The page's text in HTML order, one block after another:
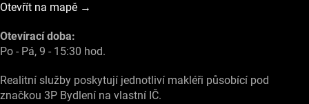
Otevřít na mapě →
Otevírací doba:
Po - Pá, 9 - 15:30 hod.
Realitní služby poskytují jednotliví makléři působící pod
značkou 3P Bydlení na vlastní IČ.